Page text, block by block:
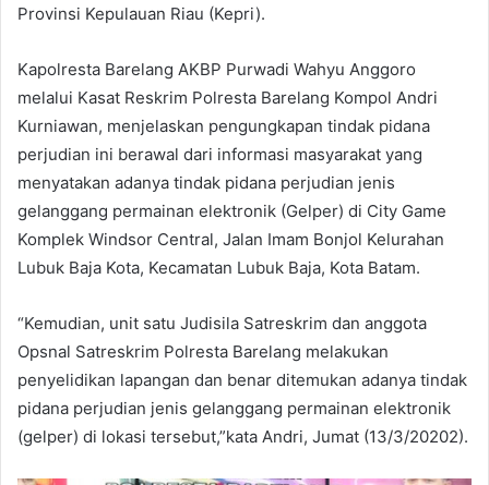
Provinsi Kepulauan Riau (Kepri).
Kapolresta Barelang AKBP Purwadi Wahyu Anggoro
melalui Kasat Reskrim Polresta Barelang Kompol Andri
Kurniawan, menjelaskan pengungkapan tindak pidana
perjudian ini berawal dari informasi masyarakat yang
menyatakan adanya tindak pidana perjudian jenis
gelanggang permainan elektronik (Gelper) di City Game
Komplek Windsor Central, Jalan Imam Bonjol Kelurahan
Lubuk Baja Kota, Kecamatan Lubuk Baja, Kota Batam.
“Kemudian, unit satu Judisila Satreskrim dan anggota
Opsnal Satreskrim Polresta Barelang melakukan
penyelidikan lapangan dan benar ditemukan adanya tindak
pidana perjudian jenis gelanggang permainan elektronik
(gelper) di lokasi tersebut,”kata Andri, Jumat (13/3/20202).